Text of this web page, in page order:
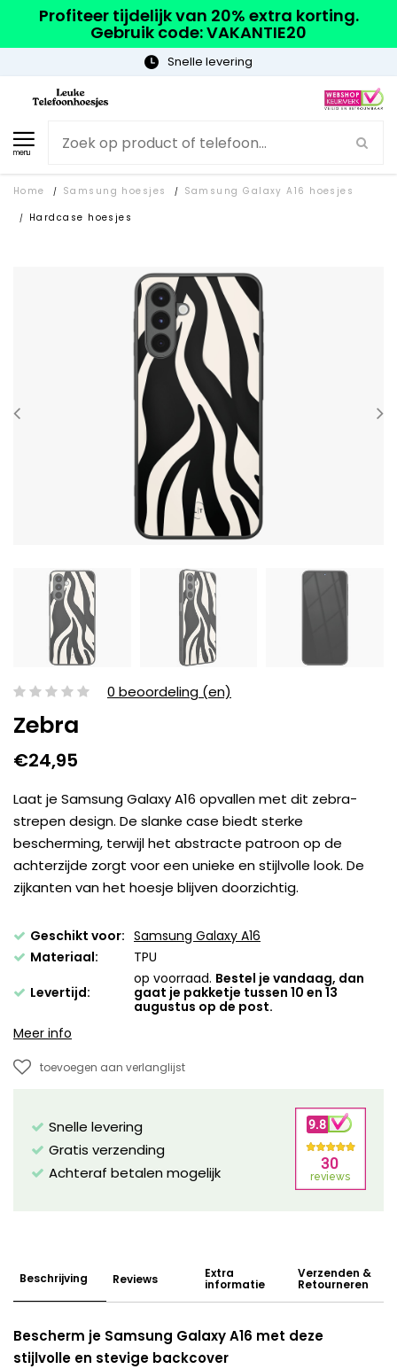
Profiteer tijdelijk van 20% extra korting.
Gebruik code: VAKANTIE20
Gratis verzending
menu
Home / Samsung hoesjes / Samsung Galaxy A16 hoesjes
/ Hardcase hoesjes
0 beoordeling (en)
Zebra
€24,95
Laat je Samsung Galaxy A16 opvallen met dit zebra-
strepen design. De slanke case biedt sterke
bescherming, terwijl het abstracte patroon op de
achterzijde zorgt voor een unieke en stijlvolle look. De
zijkanten van het hoesje blijven doorzichtig.
Geschikt voor: Samsung Galaxy A16
Materiaal:
TPU
Levertijd:
op voorraad. Bestel je vandaag, dan
gaat je pakketje tussen 10 en 13
augustus op de post.
Meer info
toevoegen aan verlanglijst
Snelle levering
Gratis verzending
Achteraf betalen mogelijk
Beschrijving Reviews Extra
informatie
Verzenden &
Retourneren
Bescherm je Samsung Galaxy A16 met deze
stijlvolle en stevige backcover